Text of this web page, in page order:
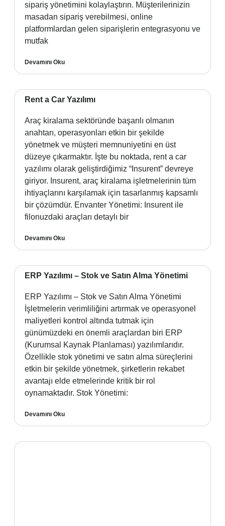
sipariş yönetimini kolaylaştırın. Müşterilerinizin
masadan sipariş verebilmesi, online
platformlardan gelen siparişlerin entegrasyonu ve
mutfak
Devamını Oku
Rent a Car Yazılımı
Araç kiralama sektöründe başarılı olmanın
anahtarı, operasyonları etkin bir şekilde
yönetmek ve müşteri memnuniyetini en üst
düzeye çıkarmaktır. İşte bu noktada, rent a car
yazılımı olarak geliştirdiğimiz “Insurent” devreye
giriyor. Insurent, araç kiralama işletmelerinin tüm
ihtiyaçlarını karşılamak için tasarlanmış kapsamlı
bir çözümdür. Envanter Yönetimi: Insurent ile
filonuzdaki araçları detaylı bir
Devamını Oku
ERP Yazılımı – Stok ve Satın Alma Yönetimi
ERP Yazılımı – Stok ve Satın Alma Yönetimi
İşletmelerin verimliliğini artırmak ve operasyonel
maliyetleri kontrol altında tutmak için
günümüzdeki en önemli araçlardan biri ERP
(Kurumsal Kaynak Planlaması) yazılımlarıdır.
Özellikle stok yönetimi ve satın alma süreçlerini
etkin bir şekilde yönetmek, şirketlerin rekabet
avantajı elde etmelerinde kritik bir rol
oynamaktadır. Stok Yönetimi:
Devamını Oku